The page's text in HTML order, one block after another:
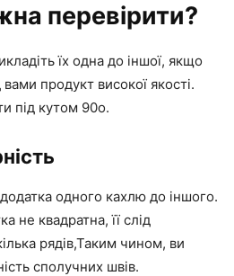
перевірити?
їх одна до іншої, якщо
продукт високої якості.
під кутом 90о.
одного кахлю до іншого.
не квадратна, її слід
рядів,Таким чином, ви
сполучних швів.